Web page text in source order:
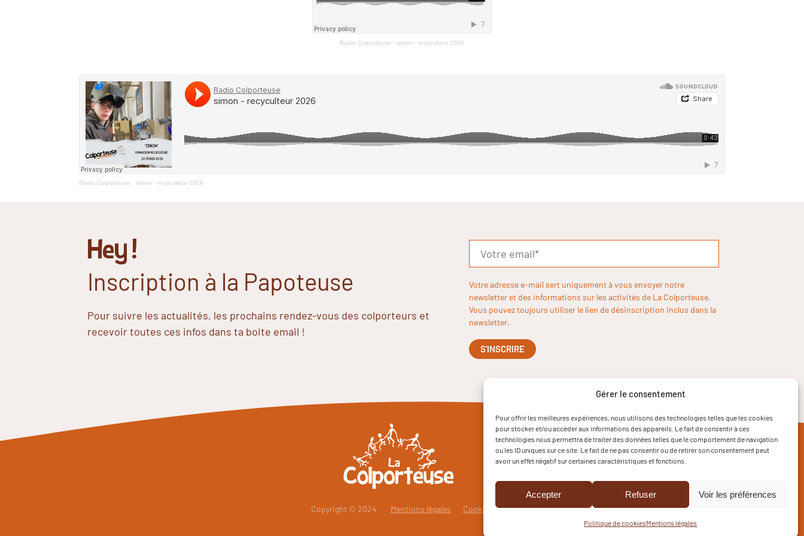
Gérer le consentement
Pour offrir les meilleures expériences, nous utilisons des technologies telles que les cookies
pour stocker et/ou accéder aux informations des appareils. Le fait de consentir à ces
technologies nous permettra de traiter des données telles que le comportement de navigation
ou les ID uniques sur ce site. Le fait de ne pas consentir ou de retirer son consentement peut
avoir un effet négatif sur certaines caractéristiques et fonctions.
Accepter Refuser Voir les préférences
Politique de cookiesMentions légales
Radio Colporteuse · simon - recyculteur 2026
Radio Colporteuse · simon - recyculteur 2026
Hey !
Inscription à la Papoteuse
Pour suivre les actualités, les prochains rendez-vous des colporteurs et
recevoir toutes ces infos dans ta boite email !
Votre adresse e-mail sert uniquement à vous envoyer notre
newsletter et des informations sur les activités de La Colporteuse.
Vous pouvez toujours utiliser le lien de désinscription inclus dans la
newsletter.
Copyright © 2024 Mentions légales Cookies